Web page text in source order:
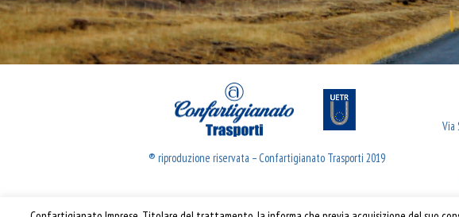
® riproduzione riservata – Confartigianato Trasporti 2019
Via